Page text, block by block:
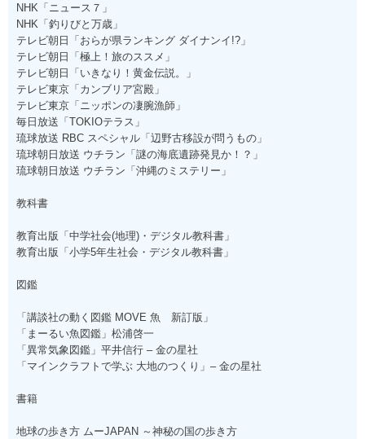
NHK「ニュース７」
NHK「釣りびと万歳」
テレビ朝日「おらが県ランキング ダイナンイ!?」
テレビ朝日「極上！旅のススメ」
テレビ朝日「いきなり！黄金伝説。」
テレビ東京「カンブリア宮殿」
テレビ東京「ニッポンの凄腕漁師」
毎日放送「TOKIOテラス」
琉球放送 RBC スペシャル「辺野古移設が問うもの」
琉球朝日放送 ウチラン「謎の海底遺跡発見か！？」
琉球朝日放送 ウチラン「沖縄のミステリー」
教科書
教育出版「中学社会(地理)・デジタル教科書」
教育出版「小学5年生社会・デジタル教科書」
図鑑
「講談社の動く図鑑 MOVE 魚 新訂版」
「まーるい魚図鑑」松浦啓一
「異常気象図鑑」平井信行 – 金の星社
「マインクラフトで学ぶ 大地のつくり」– 金の星社
書籍
地球の歩き方 ムーJAPAN ～神秘の国の歩き方